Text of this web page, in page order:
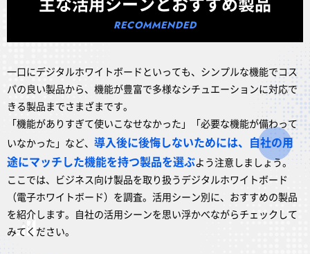
一口にデジタルホワイトボードといっても、シンプルな機能でコス
パの良い製品から、機能が豊富で多様なシチュエーションに対応で
きる製品までさまざまです。
「機能がありすぎて使いこなせなかった」「必要な機能が備わって
いなかった」など、 導入後に後悔しないためには、自社の用
途にマッチした機能を持つ製品を選ぶよう注意しましょう。
ここでは、ビジネス向け製品を取り扱うデジタルホワイトボード
（電子ホワイトボード）を調査。活用シーン別に、おすすめの製品
を紹介します。自社の活用シーンを思い浮かべながらチェックして
みてください。